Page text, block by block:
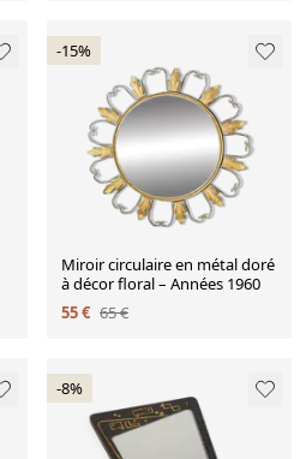
-15%
Miroir circulaire en métal doré
à décor floral – Années 1960
55 € 65 €
-8%